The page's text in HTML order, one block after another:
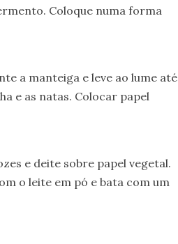
Coloque numa forma
a manteiga e leve ao lume até
e as natas. Colocar papel
e deite sobre papel vegetal.
o leite em pó e bata com um